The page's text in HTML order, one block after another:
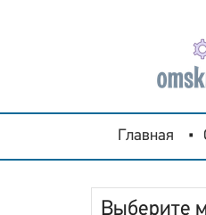
Главная
Выберите